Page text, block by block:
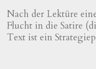
Nach der Lektüre
Flucht in die Satire
Text ist ein
sich von